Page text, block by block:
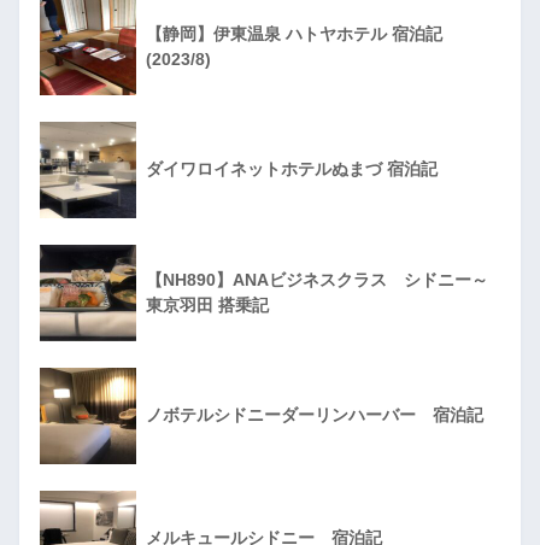
【静岡】伊東温泉 ハトヤホテル 宿泊記
(2023/8)
ダイワロイネットホテルぬまづ 宿泊記
【NH890】ANAビジネスクラス シドニー～
東京羽田 搭乗記
ノボテルシドニーダーリンハーバー 宿泊記
メルキュールシドニー 宿泊記